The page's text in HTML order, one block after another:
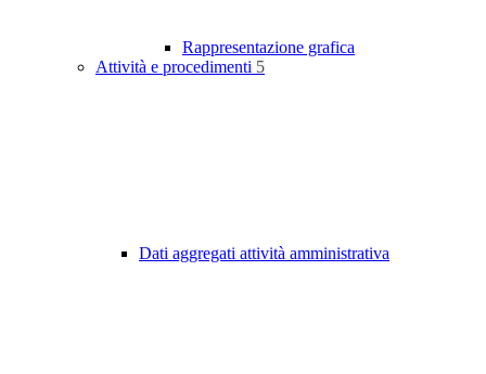
Rappresentazione grafica
Attività e procedimenti 5
Dati aggregati attività amministrativa